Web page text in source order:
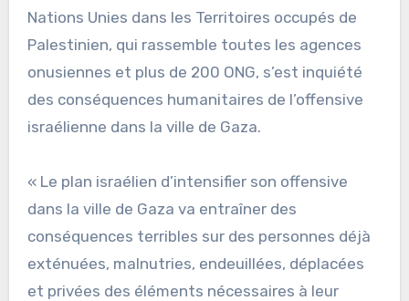
Nations Unies dans les Territoires occupés de
Palestinien, qui rassemble toutes les agences
onusiennes et plus de 200 ONG, s’est inquiété
des conséquences humanitaires de l’offensive
israélienne dans la ville de Gaza.
« Le plan israélien d’intensifier son offensive
dans la ville de Gaza va entraîner des
conséquences terribles sur des personnes déjà
exténuées, malnutries, endeuillées, déplacées
et privées des éléments nécessaires à leur